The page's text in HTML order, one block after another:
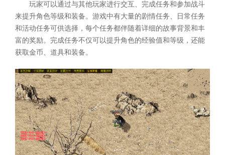
玩家可以通过与其他玩家进行交互、完成任务和参加战斗
来提升角色等级和装备。游戏中有大量的剧情任务、日常任务
和活动任务可供选择，每个任务都伴随着详细的故事背景和丰
富的奖励。完成任务不仅可以提升角色的经验值和等级，还能
获取金币、道具和装备。